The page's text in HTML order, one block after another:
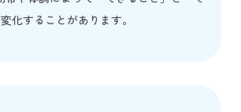
化することがあります。